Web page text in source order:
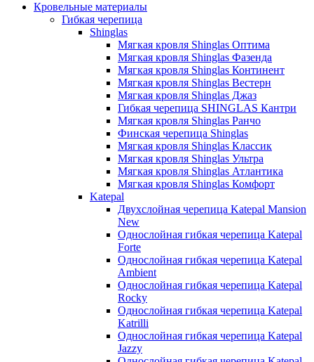
Кровельные материалы
Гибкая черепица
Shinglas
Мягкая кровля Shinglas Оптима
Мягкая кровля Shinglas Фазенда
Мягкая кровля Shinglas Континент
Мягкая кровля Shinglas Вестерн
Мягкая кровля Shinglas Джаз
Гибкая черепица SHINGLAS Кантри
Мягкая кровля Shinglas Ранчо
Финская черепица Shinglas
Мягкая кровля Shinglas Классик
Мягкая кровля Shinglas Ультра
Мягкая кровля Shinglas Атлантика
Мягкая кровля Shinglas Комфорт
Katepal
Двухслойная черепица Katepal Mansion
New
Однослойная гибкая черепица Katepal
Forte
Однослойная гибкая черепица Katepal
Ambient
Однослойная гибкая черепица Katepal
Rocky
Однослойная гибкая черепица Katepal
Katrilli
Однослойная гибкая черепица Katepal
Jazzy